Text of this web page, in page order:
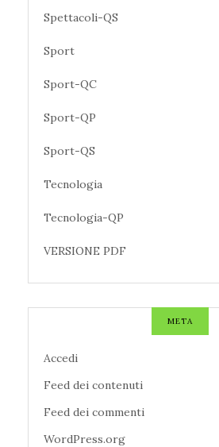
Spettacoli-QS
Sport
Sport-QC
Sport-QP
Sport-QS
Tecnologia
Tecnologia-QP
VERSIONE PDF
META
Accedi
Feed dei contenuti
Feed dei commenti
WordPress.org